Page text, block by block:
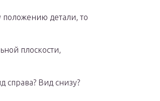
положению детали, то
плоскости,
справа? Вид снизу?